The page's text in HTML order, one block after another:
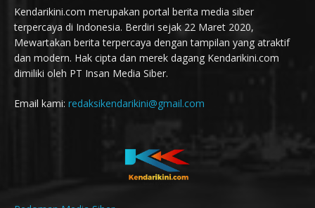
Kendarikini.com merupakan portal berita media siber
terpercaya di Indonesia. Berdiri sejak 22 Maret 2020,
Mewartakan berita terpercaya dengan tampilan yang atraktif
dan modern. Hak cipta dan merek dagang Kendarikini.com
dimiliki oleh PT Insan Media Siber.
Email kami: redaksikendarikini@gmail.com